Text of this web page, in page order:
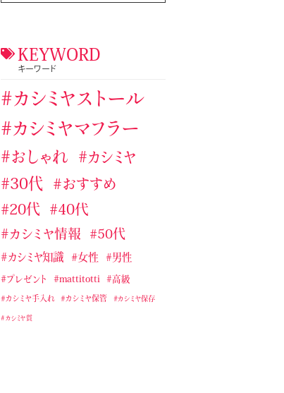
ーランキング
カシミヤストール・マフラーのコラ
カシミヤストール・マフラー手入
れ
カシミヤストール・マフラー手編
カシミヤストール・マフラー用ブラ
シ
カシミヤマフラー
ヤストール・マフラー
タケオキクチおすすめカシミヤス
トール・マフラー
テストカテゴリー１
バーバリーおすすめカシミヤスト
KEYWORD
キーワード
カシミヤストール
カシミヤマフラー
おしゃれ
カシミヤ
30代
おすすめ
20代 40代
カシミヤ情報 50代
カシミヤ知識 女性 男性
プレゼント mattitotti 高級
カシミヤ手入れ カシミヤ保管 カシミヤ保存
カシミヤ質